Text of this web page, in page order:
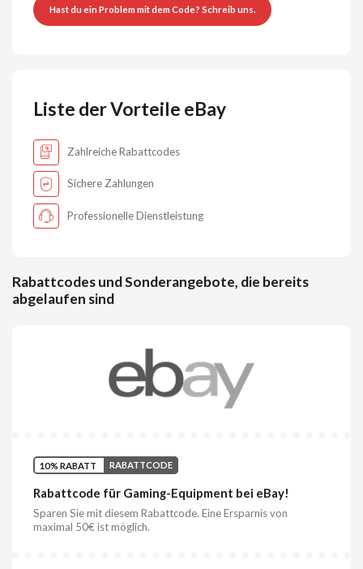
Hast du ein Problem mit dem Code? Schreib uns.
Liste der Vorteile eBay
Zahlreiche Rabattcodes
Sichere Zahlungen
Professionelle Dienstleistung
Rabattcodes und Sonderangebote, die bereits
abgelaufen sind
10% RABATT RABATTCODE
Rabattcode für Gaming-Equipment bei eBay!
Sparen Sie mit diesem Rabattcode. Eine Ersparnis von
maximal 50€ ist möglich.